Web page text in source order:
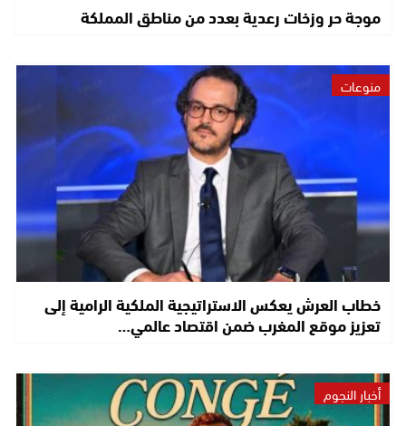
موجة حر وزخات رعدية بعدد من مناطق المملكة
منوعات
خطاب العرش يعكس الاستراتيجية الملكية الرامية إلى
تعزيز موقع المغرب ضمن اقتصاد عالمي…
أخبار النجوم